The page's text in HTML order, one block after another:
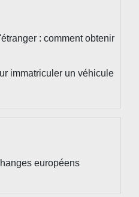
: comment obtenir
immatriculer un véhicule
européens